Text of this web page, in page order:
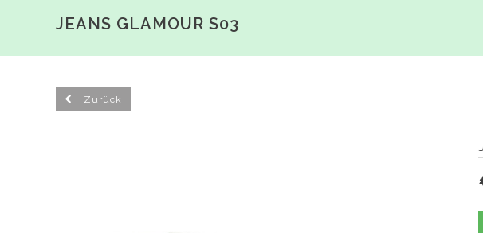
JEANS GLAMOUR S03
Zurück